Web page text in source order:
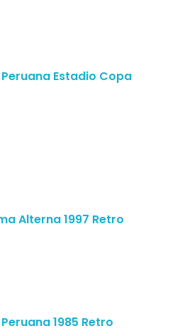
Estadio Copa
Alterna 1997 Retro
1985 Retro